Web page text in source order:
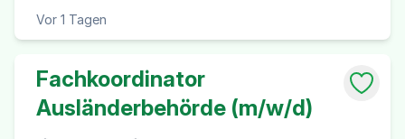
Vor 1 Tagen
Fachkoordinator
Ausländerbehörde (m/w/d)